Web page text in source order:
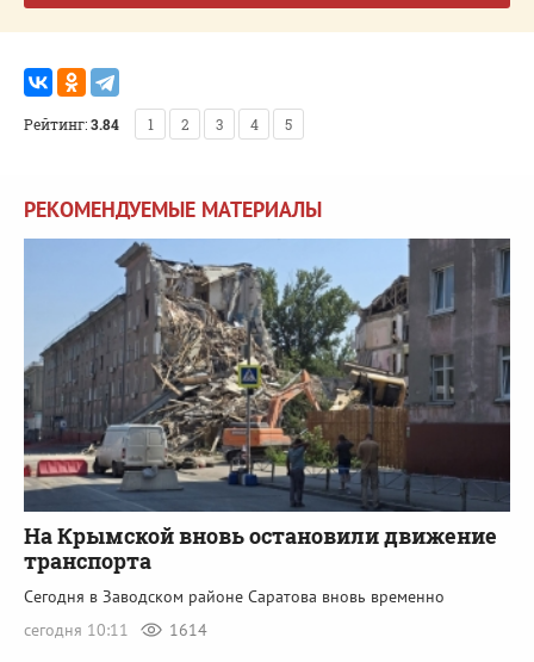
Рейтинг:3.84 1 2 3 4 5
РЕКОМЕНДУЕМЫЕ МАТЕРИАЛЫ
На Крымской вновь остановили движение
транспорта
Сегодня в Заводском районе Саратова вновь временно
сегодня 10:11
1614